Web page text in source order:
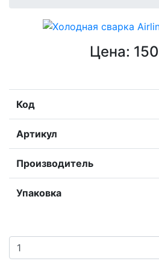
Цена: 150
Код
Артикул
Производитель
Упаковка